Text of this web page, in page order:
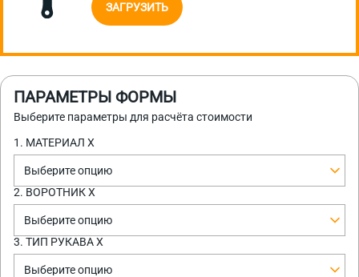
ЗАГРУЗИТЬ
ПАРАМЕТРЫ ФОРМЫ
Выберите параметры для расчёта стоимости
1. МАТЕРИАЛ Х
Выберите опцию
2. ВОРОТНИК Х
Выберите опцию
3. ТИП РУКАВА Х
Выберите опцию